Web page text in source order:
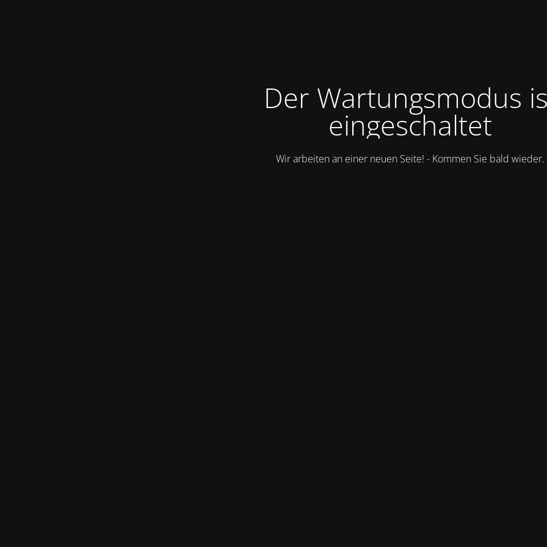
Der Wartungsmodus
eingeschaltet
Wir arbeiten an einer neuen Seite! - Kommen Sie bald wieder.